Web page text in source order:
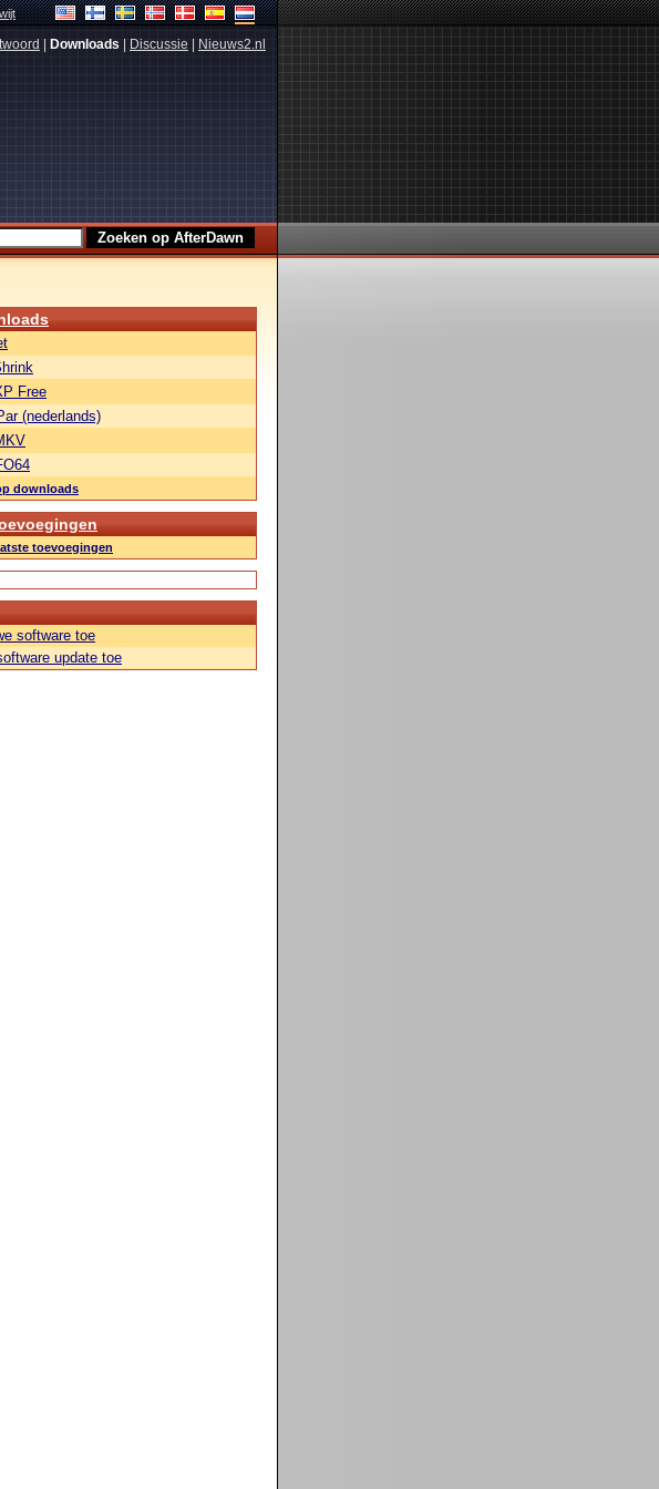
Downloads Discussie Nieuws2.nl
Free
(nederlands)
downloads
toevoegingen
software toe
update toe